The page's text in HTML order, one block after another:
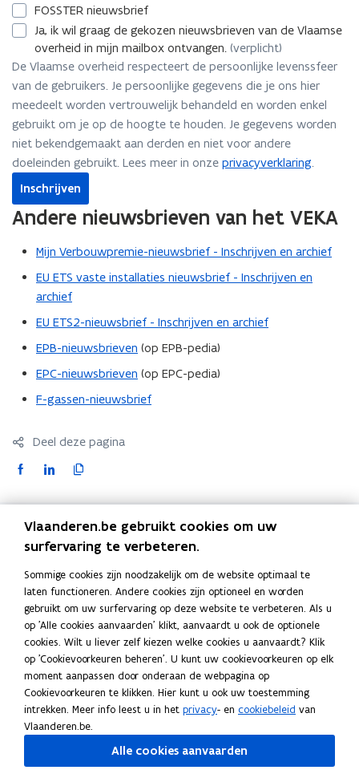
FOSSTER nieuwsbrief
Ja, ik wil graag de gekozen nieuwsbrieven van de Vlaamse
overheid in mijn mailbox ontvangen. (verplicht)
De Vlaamse overheid respecteert de persoonlijke levenssfeer
van de gebruikers. Je persoonlijke gegevens die je ons hier
meedeelt worden vertrouwelijk behandeld en worden enkel
gebruikt om je op de hoogte te houden. Je gegevens worden
niet bekendgemaakt aan derden en niet voor andere
doeleinden gebruikt. Lees meer in onze privacyverklaring.
Inschrijven
Andere nieuwsbrieven van het VEKA
Mijn Verbouwpremie-nieuwsbrief - Inschrijven en archief
EU ETS vaste installaties nieuwsbrief - Inschrijven en
archief
EU ETS2-nieuwsbrief - Inschrijven en archief
EPB-nieuwsbrieven (op EPB-pedia)
EPC-nieuwsbrieven (op EPC-pedia)
F-gassen-nieuwsbrief
Deel deze pagina
F
c
L
n
k
e
i
o
p
e
n
t
i
n
K
p
i
e
r
i
n
k
n
a
a
r
Blijf op de hoogte
VEKA-nieuwsbrieven
Snel naar
EPB-pedia voor professionelen
EPC-pedia voor professionelen
Info op Vlaanderen.be over
Bouwen en verbouwen
Vlaanderen.be gebruikt cookies om uw
surfervaring te verbeteren.
Sommige cookies zijn noodzakelijk om de website optimaal te
laten functioneren. Andere cookies zijn optioneel en worden
gebruikt om uw surfervaring op deze website te verbeteren. Als u
op 'Alle cookies aanvaarden' klikt, aanvaardt u ook de optionele
cookies. Wilt u liever zelf kiezen welke cookies u aanvaardt? Klik
op 'Cookievoorkeuren beheren'. U kunt uw cookievoorkeuren op elk
moment aanpassen door onderaan de webpagina op
Cookievoorkeuren te klikken. Hier kunt u ook uw toestemming
intrekken. Meer info leest u in het privacy- en cookiebeleid van
Vlaanderen.be.
Alle cookies aanvaarden